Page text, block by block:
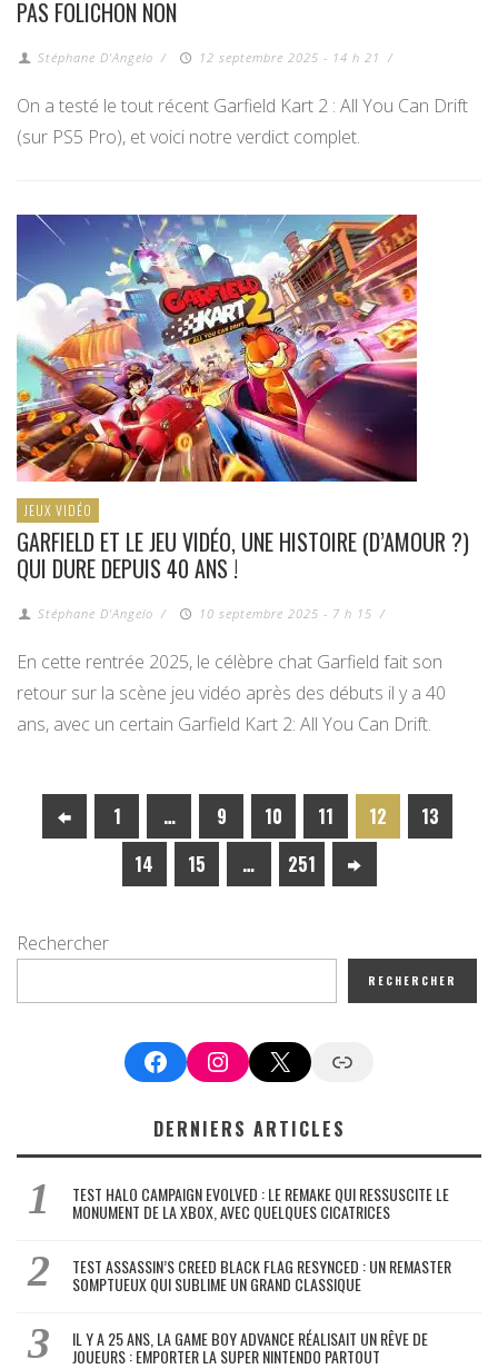
PAS FOLICHON NON
Stéphane D'Angelo / 12 septembre 2025 - 14 h 21 /
On a testé le tout récent Garfield Kart 2 : All You Can Drift
(sur PS5 Pro), et voici notre verdict complet.
JEUX VIDÉO
GARFIELD ET LE JEU VIDÉO, UNE HISTOIRE (D’AMOUR ?)
QUI DURE DEPUIS 40 ANS !
Stéphane D'Angelo / 10 septembre 2025 - 7 h 15 /
En cette rentrée 2025, le célèbre chat Garfield fait son
retour sur la scène jeu vidéo après des débuts il y a 40
ans, avec un certain Garfield Kart 2: All You Can Drift.
1 … 9 10 11 12
13
14
15 … 251
Rechercher
RECHERCHER
FacebookInstagram
X Google News
DERNIERS ARTICLES
TEST HALO CAMPAIGN EVOLVED : LE REMAKE QUI RESSUSCITE LE
MONUMENT DE LA XBOX, AVEC QUELQUES CICATRICES
TEST ASSASSIN’S CREED BLACK FLAG RESYNCED : UN REMASTER
SOMPTUEUX QUI SUBLIME UN GRAND CLASSIQUE
IL Y A 25 ANS, LA GAME BOY ADVANCE RÉALISAIT UN RÊVE DE
JOUEURS : EMPORTER LA SUPER NINTENDO PARTOUT